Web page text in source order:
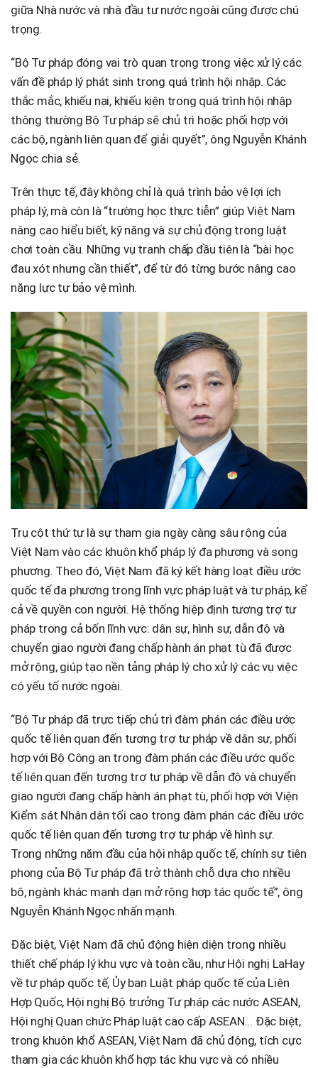
giữa Nhà nước và nhà đầu tư nước ngoài cũng được chú
trọng.
“Bộ Tư pháp đóng vai trò quan trọng trong việc xử lý các
vấn đề pháp lý phát sinh trong quá trình hội nhập. Các
thắc mắc, khiếu nại, khiếu kiện trong quá trình hội nhập
thông thường Bộ Tư pháp sẽ chủ trì hoặc phối hợp với
các bộ, ngành liên quan để giải quyết”, ông Nguyễn Khánh
Ngọc chia sẻ.
Trên thực tế, đây không chỉ là quá trình bảo vệ lợi ích
pháp lý, mà còn là “trường học thực tiễn” giúp Việt Nam
nâng cao hiểu biết, kỹ năng và sự chủ động trong luật
chơi toàn cầu. Những vụ tranh chấp đầu tiên là “bài học
đau xót nhưng cần thiết”, để từ đó từng bước nâng cao
năng lực tự bảo vệ mình.
Trụ cột thứ tư là sự tham gia ngày càng sâu rộng của
Việt Nam vào các khuôn khổ pháp lý đa phương và song
phương. Theo đó, Việt Nam đã ký kết hàng loạt điều ước
quốc tế đa phương trong lĩnh vực pháp luật và tư pháp, kể
cả về quyền con người. Hệ thống hiệp định tương trợ tư
pháp trong cả bốn lĩnh vực: dân sự, hình sự, dẫn độ và
chuyển giao người đang chấp hành án phạt tù đã được
mở rộng, giúp tạo nền tảng pháp lý cho xử lý các vụ việc
có yếu tố nước ngoài.
“Bộ Tư pháp đã trực tiếp chủ trì đàm phán các điều ước
quốc tế liên quan đến tương trợ tư pháp về dân sự, phối
hợp với Bộ Công an trong đàm phán các điều ước quốc
tế liên quan đến tương trợ tư pháp về dẫn độ và chuyển
giao người đang chấp hành án phạt tù, phối hợp với Viện
Kiểm sát Nhân dân tối cao trong đàm phán các điều ước
quốc tế liên quan đến tương trợ tư pháp về hình sự.
Trong những năm đầu của hội nhập quốc tế, chính sự tiên
phong của Bộ Tư pháp đã trở thành chỗ dựa cho nhiều
bộ, ngành khác mạnh dạn mở rộng hợp tác quốc tế”, ông
Nguyễn Khánh Ngọc nhấn mạnh.
Đặc biệt, Việt Nam đã chủ động hiện diện trong nhiều
thiết chế pháp lý khu vực và toàn cầu, như Hội nghị LaHay
về tư pháp quốc tế, Ủy ban Luật pháp quốc tế của Liên
Hợp Quốc, Hội nghị Bộ trưởng Tư pháp các nước ASEAN,
Hội nghị Quan chức Pháp luật cao cấp ASEAN... Đặc biệt,
trong khuôn khổ ASEAN, Việt Nam đã chủ động, tích cực
tham gia các khuôn khổ hợp tác khu vực và có nhiều